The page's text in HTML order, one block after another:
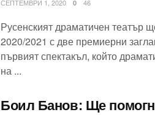
СЕПТЕМВРИ 1, 2020 0 46
Русенският драматичен театър
2020/2021 с две премиерни
първият спектакъл, който
на ...
Боил Банов: Ще